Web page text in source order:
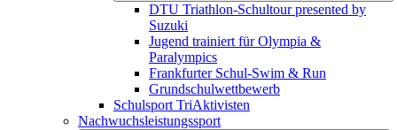
DTU Triathlon-Schultour presented by
Suzuki
Jugend trainiert für Olympia &
Paralympics
Frankfurter Schul-Swim & Run
Grundschulwettbewerb
Schulsport TriAktivisten
Nachwuchsleistungssport